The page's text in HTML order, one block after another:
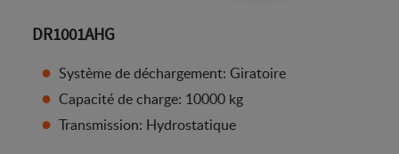
DR1001AHG
Système de déchargement: Giratoire
Capacité de charge: 10000 kg
Transmission: Hydrostatique